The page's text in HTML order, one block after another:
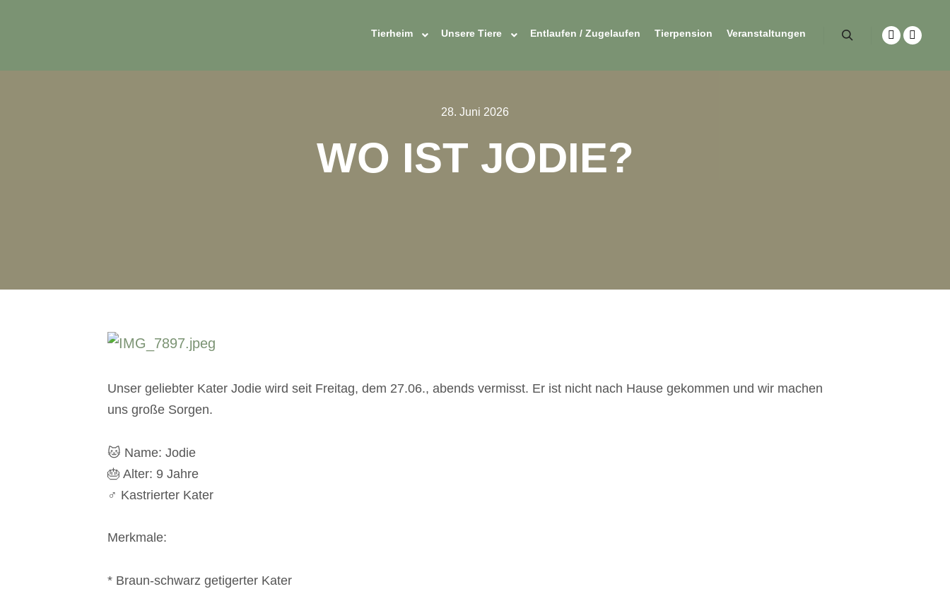
Tierheim Unsere Tiere Entlaufen / Zugelaufen Tierpension Veranstaltungen
28. Juni 2026
WO IST JODIE?
Unser geliebter Kater Jodie wird seit Freitag, dem 27.06., abends vermisst. Er ist nicht nach Hause gekommen und wir machen
uns große Sorgen.
🐱 Name: Jodie
🎂 Alter: 9 Jahre
♂️ Kastrierter Kater
Merkmale:
* Braun-schwarz getigerter Kater